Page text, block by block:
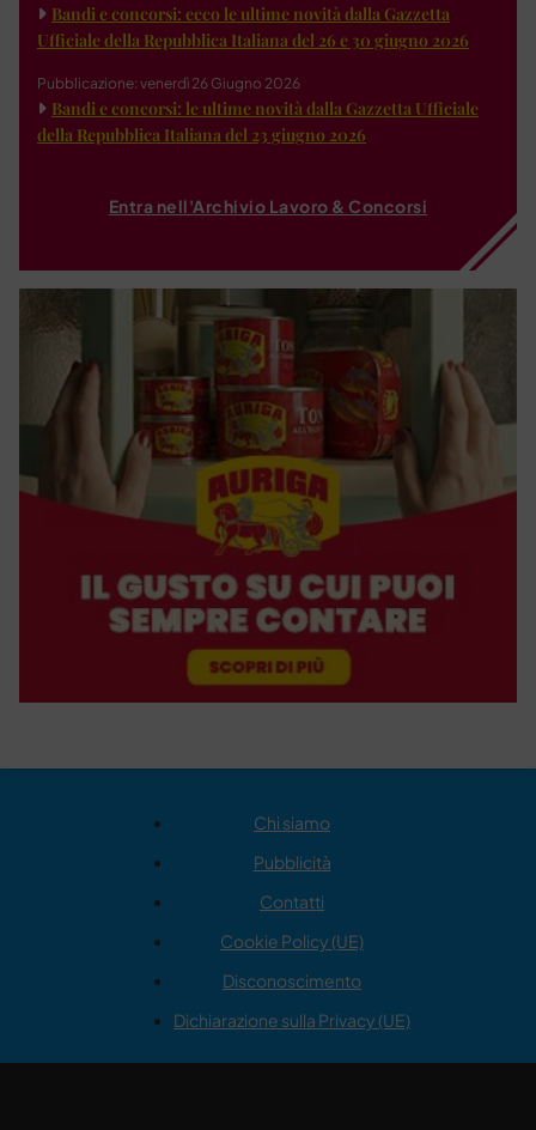
Bandi e concorsi: ecco le ultime novità dalla Gazzetta
Ufficiale della Repubblica Italiana del 26 e 30 giugno 2026
Pubblicazione: venerdì 26 Giugno 2026
Bandi e concorsi: le ultime novità dalla Gazzetta Ufficiale
della Repubblica Italiana del 23 giugno 2026
Entra nell'Archivio Lavoro & Concorsi
Chi siamo
Pubblicità
Contatti
Cookie Policy (UE)
Disconoscimento
Dichiarazione sulla Privacy (UE)